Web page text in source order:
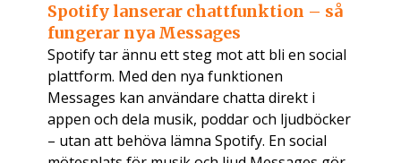
Spotify lanserar chattfunktion – så
fungerar nya Messages
Spotify tar ännu ett steg mot att bli en social
plattform. Med den nya funktionen
Messages kan användare chatta direkt i
appen och dela musik, poddar och ljudböcker
– utan att behöva lämna Spotify. En social